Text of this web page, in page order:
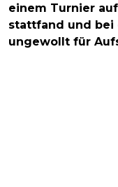
einem Turnier
stattfand und bei
ungewollt für